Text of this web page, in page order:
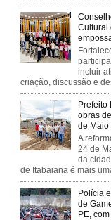
Cultural
incluir
criação, discussão e
Prefeito
obras
de Maio
A
24 de
da
de Itabaiana é mais
Polícia
de
PE,